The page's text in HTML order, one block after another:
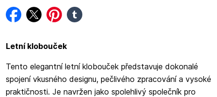
facebook
twitterpinterest
tumblr
Letní klobouček
Tento elegantní letní klobouček představuje dokonalé
spojení vkusného designu, pečlivého zpracování a vysoké
praktičnosti. Je navržen jako spolehlivý společník pro